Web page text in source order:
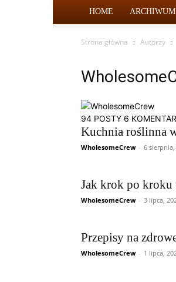
HOME ARCHIWUM
Strona główna Autorzy
94 POSTY 6
Kuchnia roślinna
WholesomeCrew - 6 sierpnia,
Jak krok po kroku
WholesomeCrew - 3 lipca,
Przepisy na
WholesomeCrew - 1 lipca,